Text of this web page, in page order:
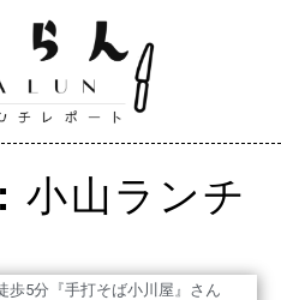
山ランチ
歩5分『手打そば小川屋』さん